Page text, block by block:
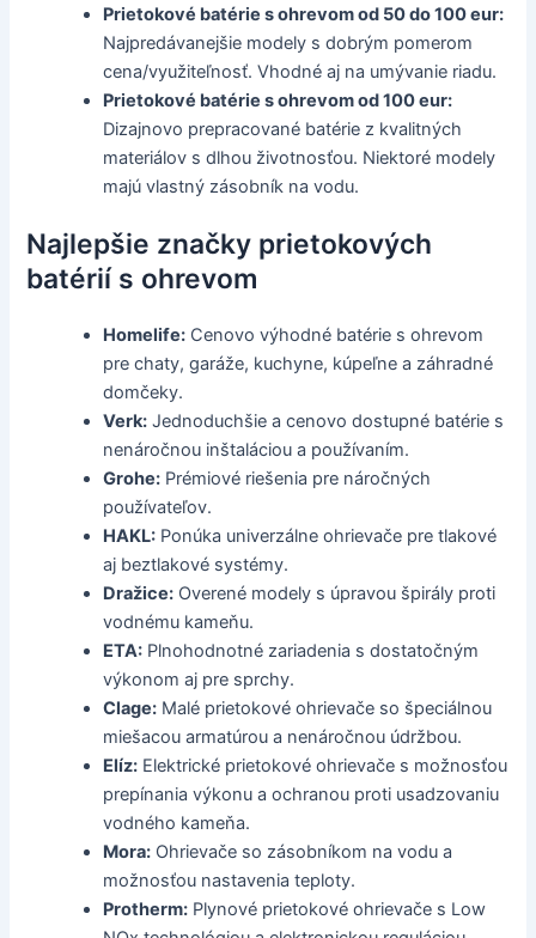
Prietokové batérie s ohrevom od 50 do 100 eur:
Najpredávanejšie modely s dobrým pomerom
cena/využiteľnosť. Vhodné aj na umývanie riadu.
Prietokové batérie s ohrevom od 100 eur:
Dizajnovo prepracované batérie z kvalitných
materiálov s dlhou životnosťou. Niektoré modely
majú vlastný zásobník na vodu.
Najlepšie značky prietokových
batérií s ohrevom
Homelife: Cenovo výhodné batérie s ohrevom
pre chaty, garáže, kuchyne, kúpeľne a záhradné
domčeky.
Verk: Jednoduchšie a cenovo dostupné batérie s
nenáročnou inštaláciou a používaním.
Grohe: Prémiové riešenia pre náročných
používateľov.
HAKL: Ponúka univerzálne ohrievače pre tlakové
aj beztlakové systémy.
Dražice: Overené modely s úpravou špirály proti
vodnému kameňu.
ETA: Plnohodnotné zariadenia s dostatočným
výkonom aj pre sprchy.
Clage: Malé prietokové ohrievače so špeciálnou
miešacou armatúrou a nenáročnou údržbou.
Elíz: Elektrické prietokové ohrievače s možnosťou
prepínania výkonu a ochranou proti usadzovaniu
vodného kameňa.
Mora: Ohrievače so zásobníkom na vodu a
možnosťou nastavenia teploty.
Protherm: Plynové prietokové ohrievače s Low